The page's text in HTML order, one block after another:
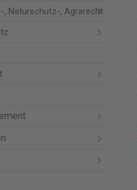
, Naturschutz-, Agrarecht